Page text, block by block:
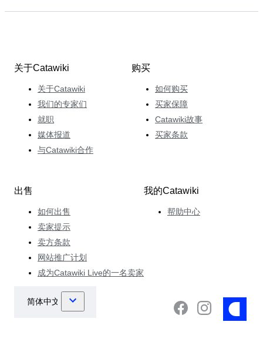
关于Catawiki
关于Catawiki
我们的专家们
就职
媒体报道
与Catawiki合作
购买
如何购买
买家保障
Catawiki故事
买家条款
出售
如何出售
卖家提示
卖方条款
网站推广计划
成为Catawiki Live的一名卖家
我的Catawiki
帮助中心